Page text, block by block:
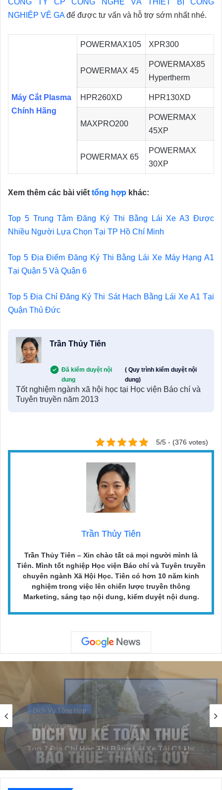
CÔNG TY CP CÔNG NGHỆ VÀ THIẾT BỊ CÔNG
NGHIỆP VÊ GAđể được tư vấn và hỗ trợ sớm nhất nhé.
Máy Cắt Plasma
Chính Hãng
POWERMAX105 XPR300
POWERMAX 45
POWERMAX85
Hypertherm
HPR260XD HPR130XD
MAXPRO200
POWERMAX
45XP
POWERMAX 65
POWERMAX
30XP
Xem thêm các bài viết tổng hợp khác:
Top 5 Trung Tâm Đăng Ký Thi Bằng Lái Xe A3 Được
Nhiều Người Lựa Chọn Tại TP Hồ Chí Minh
Top 5 Địa Điểm Đăng Ký Thi Bằng Lái Xe Máy Hạng A1
Tại Quận 5 Và Quận 6
Top 5 Địa Chỉ Đăng Ký Thi Sát Hạch Bằng Lái Xe A1 Tại
Quận Thủ Đức
Trần Thủy Tiên
Đã kiểm duyệt nội
dung
( Quy trình kiểm duyệt nội
dung)
Tốt nghiệm ngành xã hội học tại Học viện Báo chí và
Tuyên truyền năm 2013
5/5 - (376 votes)
Trần Thủy Tiên
Trần Thủy Tiên – Xin chào tất cả mọi người mình là
Tiên. Mình tốt nghiệp Học viện Báo chí và Tuyên truyền
chuyên ngành Xã Hội Học. Tiên có hơn 10 năm kinh
nghiệm trong việc lên chiến lược truyền thông
Marketing, sáng tạo nội dung, kiểm duyệt nội dung.
Dịch Vụ Tổng Hợp
05/11/2022
Top 10 Dịch Vụ Khai Thuế Uy Tín, Giá Tốt
Tại Hà Nội